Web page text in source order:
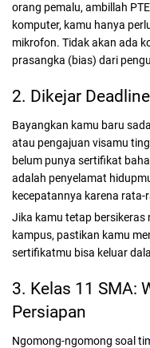
orang pemalu, ambillah
komputer, kamu hanya
mikrofon. Tidak akan ada
prasangka (bias) dari
2. Dikejar
Bayangkan kamu baru
atau pengajuan visamu
belum punya sertifikat
adalah penyelamat
kecepatannya karena
Jika kamu tetap bersikeras
kampus, pastikan kamu
sertifikatmu bisa keluar
3. Kelas 11 SMA:
Persiapan
Ngomong-ngomong soal